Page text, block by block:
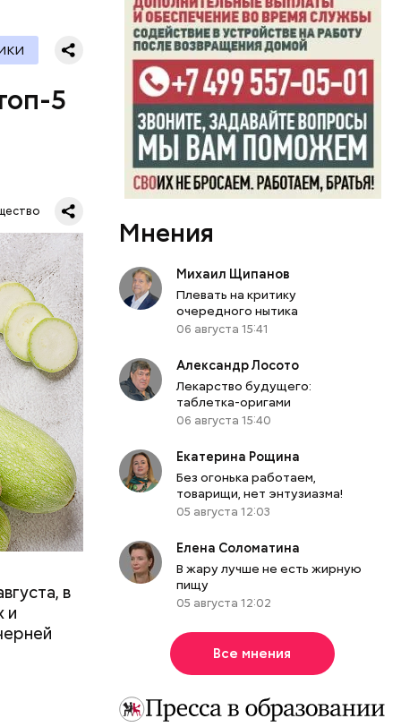
5
в
и
у
Мнения
Михаил Щипанов
Плевать на критику
очередного нытика
06 августа 15:41
Александр Лосото
Лекарство будущего:
таблетка-оригами
06 августа 15:40
Екатерина Рощина
Без огонька работаем,
товарищи, нет энтузиазма!
05 августа 12:03
Елена Соломатина
В жару лучше не есть жирную
пищу
05 августа 12:02
Все мнения